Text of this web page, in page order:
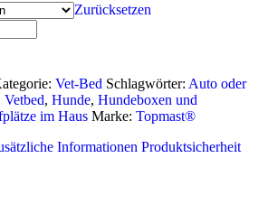
Zurücksetzen
Vet-Bed Schlagwörter: Auto oder
Vetbed, Hunde, Hundeboxen und
im Haus Marke: Topmast®
Informationen Produktsicherheit